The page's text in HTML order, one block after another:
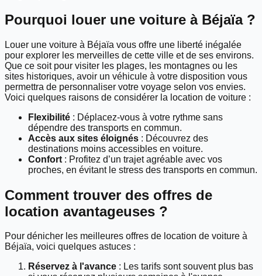
Pourquoi louer une voiture à Béjaïa ?
Louer une voiture à Béjaïa vous offre une liberté inégalée
pour explorer les merveilles de cette ville et de ses environs.
Que ce soit pour visiter les plages, les montagnes ou les
sites historiques, avoir un véhicule à votre disposition vous
permettra de personnaliser votre voyage selon vos envies.
Voici quelques raisons de considérer la location de voiture :
Flexibilité : Déplacez-vous à votre rythme sans
dépendre des transports en commun.
Accès aux sites éloignés : Découvrez des
destinations moins accessibles en voiture.
Confort : Profitez d’un trajet agréable avec vos
proches, en évitant le stress des transports en commun.
Comment trouver des offres de
location avantageuses ?
Pour dénicher les meilleures offres de location de voiture à
Béjaïa, voici quelques astuces :
Réservez à l'avance : Les tarifs sont souvent plus bas